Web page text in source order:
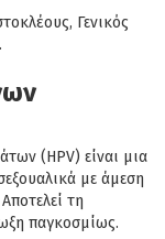
Γενικός
(HPV) είναι μια
με άμεση
τη
παγκοσμίως.